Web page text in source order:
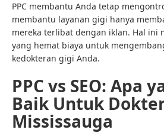
PPC membantu Anda tetap
membantu layanan gigi hanya
mereka terlibat dengan iklan. Hal ini
yang hemat biaya untuk
kedokteran gigi Anda.
PPC vs SEO: Apa
Baik Untuk
Mississauga